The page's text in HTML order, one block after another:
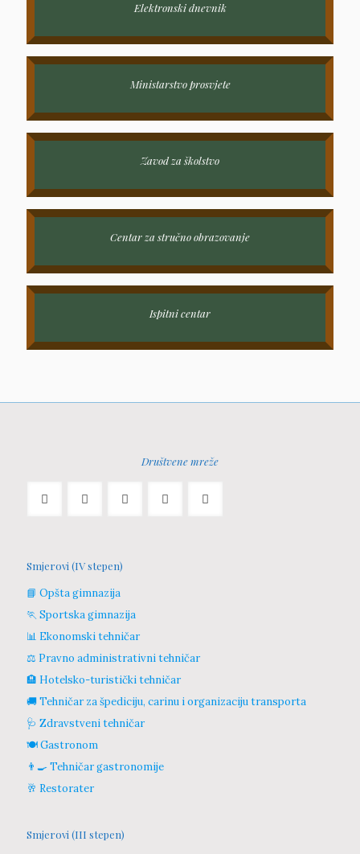
Elektronski dnevnik
Ministarstvo prosvjete
Zavod za školstvo
Centar za stručno obrazovanje
Ispitni centar
Društvene mreže
Smjerovi (IV stepen)
📘 Opšta gimnazija
🏃 Sportska gimnazija
📊 Ekonomski tehničar
⚖️ Pravno administrativni tehničar
🏨 Hotelsko-turistički tehničar
🚚 Tehničar za špediciju, carinu i organizaciju transporta
🩺 Zdravstveni tehničar
🍽️ Gastronom
👨‍🍳 Tehničar gastronomije
🥂 Restorater
Smjerovi (III stepen)